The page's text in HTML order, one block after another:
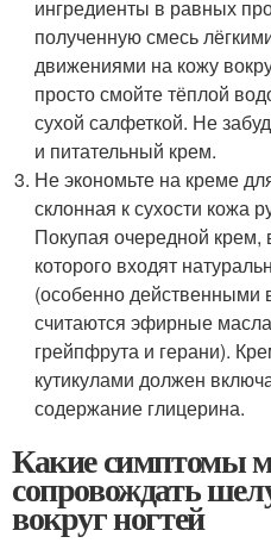
ингредиенты в равных
полученную смесь
движениями на кожу
просто смойте тёплой
сухой салфеткой. Не
и питательный крем.
Не экономьте на креме
склонная к сухости кожа
Покупая очередной крем,
которого входят
(особенно действенными
считаются эфирные
грейпфрута и герани).
кутикулами должен
содержание глицерина.
Какие симптомы
сопровождать
вокруг ногтей